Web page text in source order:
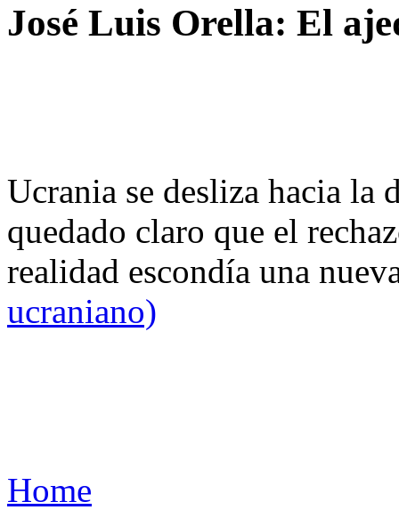
José Luis Orella: El
Ucrania se desliza hacia
quedado claro que el
realidad escondía una
ucraniano)
Home